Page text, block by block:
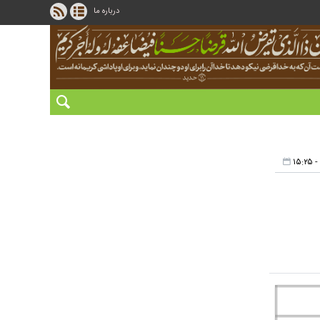
درباره ما